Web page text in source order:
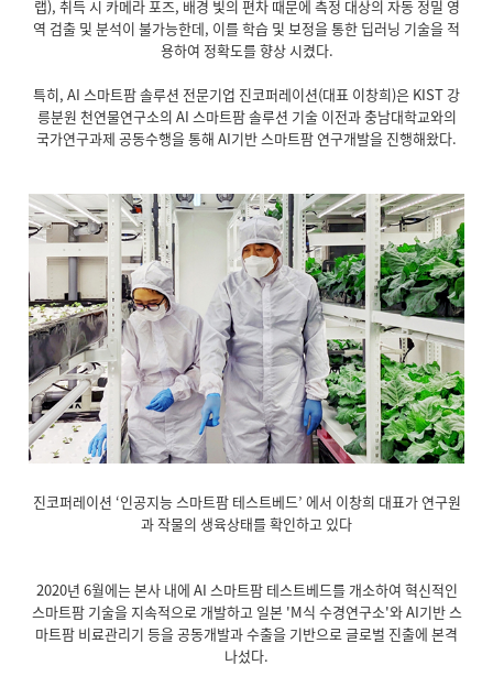
랩), 취득 시 카메라 포즈, 배경 빛의 편차 때문에 측정 대상의 자동 정밀 영
역 검출 및 분석이 불가능한데, 이를 학습 및 보정을 통한 딥러닝 기술을 적
용하여 정확도를 향상 시켰다.
특히, AI 스마트팜 솔루션 전문기업 진코퍼레이션(대표 이창희)은 KIST 강
릉분원 천연물연구소의 AI 스마트팜 솔루션 기술 이전과 충남대학교와의
국가연구과제 공동수행을 통해 AI기반 스마트팜 연구개발을 진행해왔다.
진코퍼레이션 ‘인공지능 스마트팜 테스트베드’ 에서 이창희 대표가 연구원
과 작물의 생육상태를 확인하고 있다
2020년 6월에는 본사 내에 AI 스마트팜 테스트베드를 개소하여 혁신적인
스마트팜 기술을 지속적으로 개발하고 일본 'M식 수경연구소'와 AI기반 스
마트팜 비료관리기 등을 공동개발과 수출을 기반으로 글로벌 진출에 본격
나섰다.